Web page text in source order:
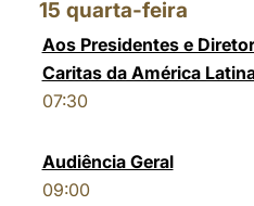
15 quarta-feira
Aos Presidentes e
Caritas da América
07:30
Audiência Geral
09:00